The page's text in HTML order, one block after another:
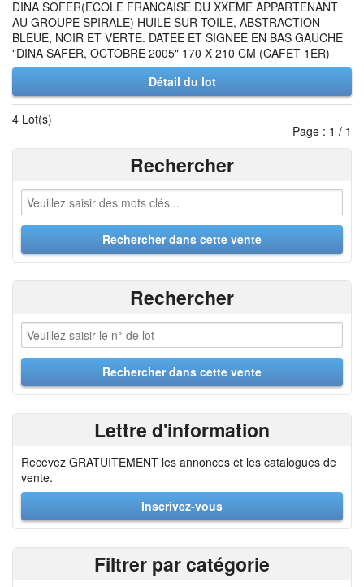
DINA SOFER(ECOLE FRANCAISE DU XXEME APPARTENANT
AU GROUPE SPIRALE) HUILE SUR TOILE, ABSTRACTION
BLEUE, NOIR ET VERTE. DATEE ET SIGNEE EN BAS GAUCHE
"DINA SAFER, OCTOBRE 2005" 170 X 210 CM (CAFET 1ER)
Détail du lot
4 Lot(s)
Page : 1 / 1
Rechercher
Rechercher
Lettre d'information
Recevez GRATUITEMENT les annonces et les catalogues de
vente.
Inscrivez-vous
Filtrer par catégorie